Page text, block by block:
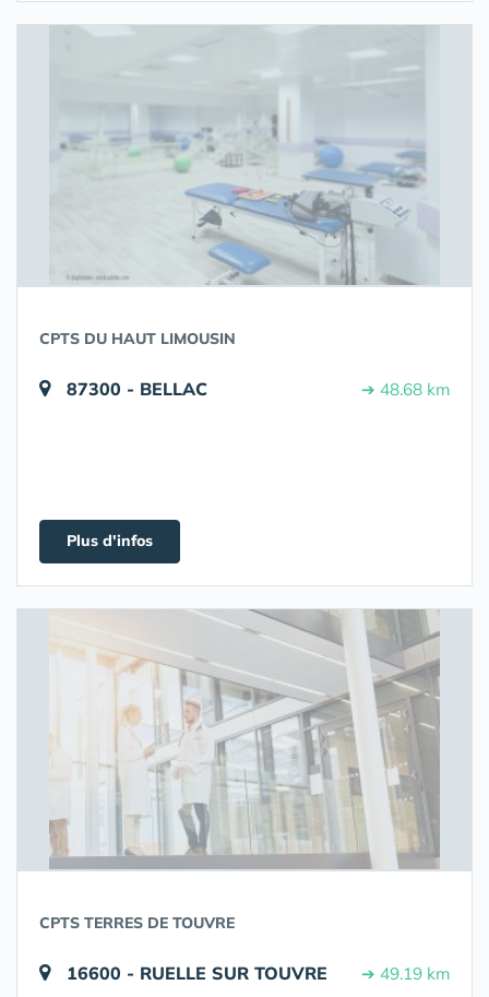
CPTS DU HAUT LIMOUSIN
87300 - BELLAC ➔ 48.68 km
Plus d'infos
CPTS TERRES DE TOUVRE
16600 - RUELLE SUR TOUVRE ➔ 49.19 km